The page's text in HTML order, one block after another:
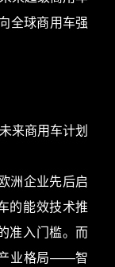
全球商用车强
来商用车计划
企业先后启
的能效技术推
准入门槛。而
业格局——智